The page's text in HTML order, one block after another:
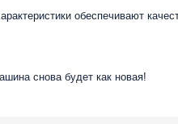
обеспечивают
снова будет как новая!